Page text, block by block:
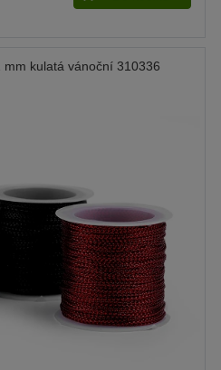
kulatá vánoční 310336